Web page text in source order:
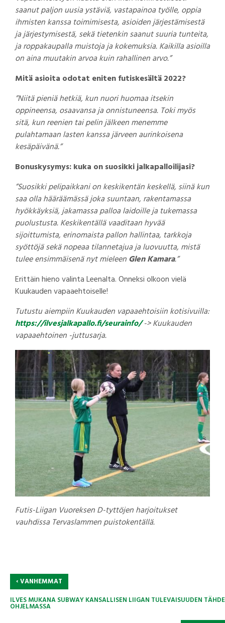
saanut paljon uusia ystäviä, vastapainoa työlle, oppia
ihmisten kanssa toimimisesta, asioiden järjestämisestä
ja järjestymisestä, sekä tietenkin saanut suuria tunteita,
ja roppakaupalla muistoja ja kokemuksia. Kaikilla asioilla
on aina muutakin arvoa kuin rahallinen arvo.”
Mitä asioita odotat eniten futiskesältä 2022?
”Niitä pieniä hetkiä, kun nuori huomaa itsekin
oppineensa, osaavansa ja onnistuneensa. Toki myös
sitä, kun reenien tai pelin jälkeen menemme
pulahtamaan lasten kanssa järveen aurinkoisena
kesäpäivänä.”
Bonuskysymys: kuka on suosikki jalkapalloilijasi?
”Suosikki pelipaikkani on keskikentän keskellä, siinä kun
saa olla hääräämässä joka suuntaan, rakentamassa
hyökkäyksiä, jakamassa palloa laidoille ja tukemassa
puolustusta. Keskikentällä vaaditaan hyvää
sijoittumista, erinomaista pallon hallintaa, tarkkoja
syöttöjä sekä nopeaa tilannetajua ja luovuutta, mistä
tulee ensimmäisenä nyt mieleenGlen Kamara.”
Erittäin hieno valinta Leenalta. Onneksi olkoon vielä
Kuukauden vapaaehtoiselle!
Tutustu aiempiin Kuukauden vapaaehtoisiin kotisivuilla:
https://ilvesjalkapallo.fi/seurainfo/-> Kuukauden
vapaaehtoinen -juttusarja.
Futis-Liigan Vuoreksen D-tyttöjen harjoitukset
vauhdissa Tervaslammen puistokentällä.
‹VANHEMMAT
ILVES MUKANA SUBWAY KANSALLISEN LIIGAN TULEVAISUUDEN
OHJELMASSA